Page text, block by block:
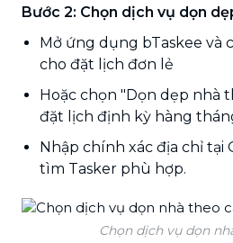
Bước 2: Chọn dịch vụ dọn
Mở ứng dụng bTaskee và
cho đặt lịch đơn lẻ
Hoặc chọn "Dọn dẹp nhà
đặt lịch định kỳ hàng
Nhập chính xác địa chỉ tại
tìm Tasker phù hợp.
Chọn dịch vụ dọn